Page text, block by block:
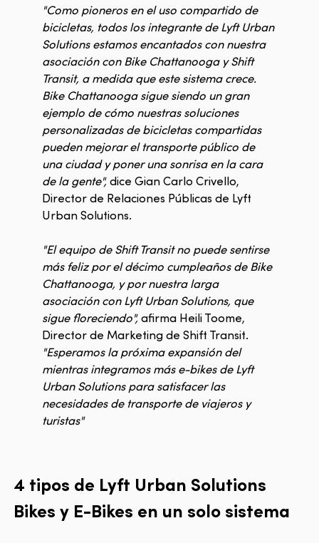
"Como pioneros en el uso compartido de
bicicletas, todos los integrante de Lyft Urban
Solutions estamos encantados con nuestra
asociación con Bike Chattanooga y Shift
Transit, a medida que este sistema crece.
Bike Chattanooga sigue siendo un gran
ejemplo de cómo nuestras soluciones
personalizadas de bicicletas compartidas
pueden mejorar el transporte público de
una ciudad y poner una sonrisa en la cara
de la gente",dice Gian Carlo Crivello,
Director de Relaciones Públicas de Lyft
Urban Solutions.
"El equipo de Shift Transit no puede sentirse
más feliz por el décimo cumpleaños de Bike
Chattanooga, y por nuestra larga
asociación con Lyft Urban Solutions, que
sigue floreciendo",afirma Heili Toome,
Director de Marketing de Shift Transit.
"Esperamos la próxima expansión del
mientras integramos más e-bikes de Lyft
Urban Solutions para satisfacer las
necesidades de transporte de viajeros y
turistas"
4 tipos de Lyft Urban Solutions
Bikes y E-Bikes en un solo sistema